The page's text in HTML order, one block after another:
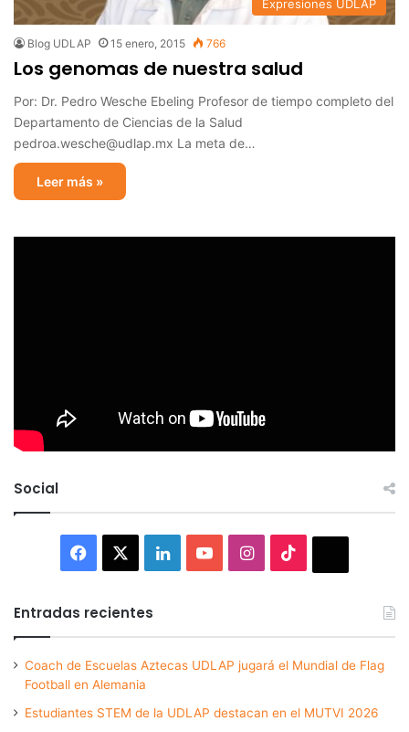
Expresiones UDLAP
Blog UDLAP 15 enero, 2015 766
Los genomas de nuestra salud
Por: Dr. Pedro Wesche Ebeling Profesor de tiempo completo del
Departamento de Ciencias de la Salud
pedroa.wesche@udlap.mx La meta de…
Leer más »
Social
Facebook LinkedInYouTubeInstagram
Entradas recientes
Coach de Escuelas Aztecas UDLAP jugará el Mundial de Flag
Football en Alemania
Estudiantes STEM de la UDLAP destacan en el MUTVI 2026